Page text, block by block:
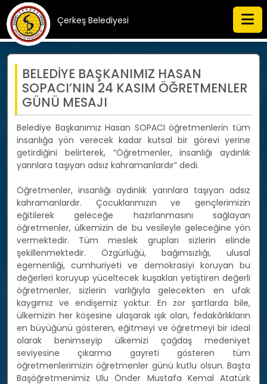
Çerkeş Belediyesi
BELEDİYE BAŞKANIMIZ HASAN
SOPACI’NIN 24 KASIM ÖĞRETMENLER
GÜNÜ MESAJI
Belediye Başkanımız Hasan SOPACI öğretmenlerin tüm
insanlığa yön verecek kadar kutsal bir görevi yerine
getirdiğini belirterek, “Öğretmenler, insanlığı aydınlık
yarınlara taşıyan adsız kahramanlardır” dedi.
Öğretmenler, insanlığı aydınlık yarınlara taşıyan adsız
kahramanlardır. Çocuklarımızın ve gençlerimizin
eğitilerek geleceğe hazırlanmasını sağlayan
öğretmenler, ülkemizin de bu vesileyle geleceğine yön
vermektedir. Tüm meslek grupları sizlerin elinde
şekillenmektedir. Özgürlüğü, bağımsızlığı, ulusal
egemenliği, cumhuriyeti ve demokrasiyi koruyan bu
değerleri koruyup yüceltecek kuşakları yetiştiren değerli
öğretmenler, sizlerin varlığıyla gelecekten en ufak
kaygımız ve endişemiz yoktur. En zor şartlarda bile,
ülkemizin her köşesine ulaşarak ışık olan, fedakârlıkların
en büyüğünü gösteren, eğitmeyi ve öğretmeyi bir ideal
olarak benimseyip ülkemizi çağdaş medeniyet
seviyesine çıkarma gayreti gösteren tüm
öğretmenlerimizin öğretmenler günü kutlu olsun. Başta
Başöğretmenimiz Ulu Önder Mustafa Kemal Atatürk